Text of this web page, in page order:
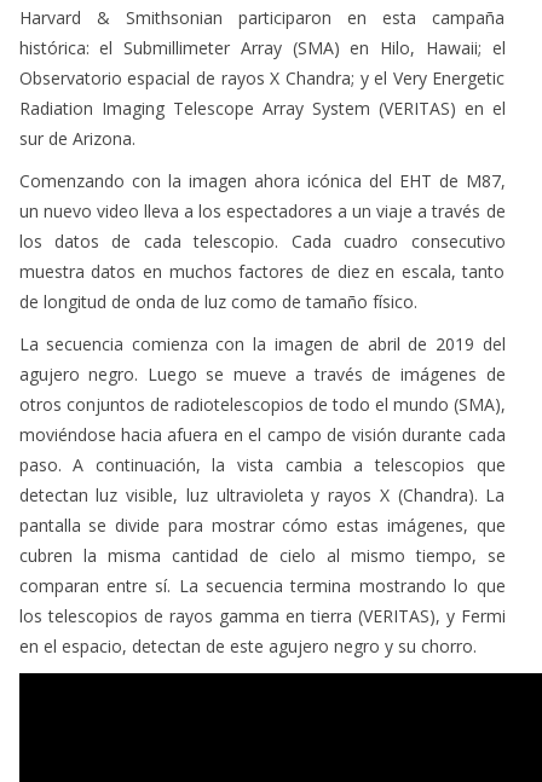
Harvard & Smithsonian participaron en esta campaña
histórica: el Submillimeter Array (SMA) en Hilo, Hawaii; el
Observatorio espacial de rayos X Chandra; y el Very Energetic
Radiation Imaging Telescope Array System (VERITAS) en el
sur de Arizona.
Comenzando con la imagen ahora icónica del EHT de M87,
un nuevo video lleva a los espectadores a un viaje a través de
los datos de cada telescopio. Cada cuadro consecutivo
muestra datos en muchos factores de diez en escala, tanto
de longitud de onda de luz como de tamaño físico.
La secuencia comienza con la imagen de abril de 2019 del
agujero negro. Luego se mueve a través de imágenes de
otros conjuntos de radiotelescopios de todo el mundo (SMA),
moviéndose hacia afuera en el campo de visión durante cada
paso. A continuación, la vista cambia a telescopios que
detectan luz visible, luz ultravioleta y rayos X (Chandra). La
pantalla se divide para mostrar cómo estas imágenes, que
cubren la misma cantidad de cielo al mismo tiempo, se
comparan entre sí. La secuencia termina mostrando lo que
los telescopios de rayos gamma en tierra (VERITAS), y Fermi
en el espacio, detectan de este agujero negro y su chorro.